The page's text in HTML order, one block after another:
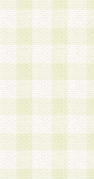
同一のメールアドレ
スを提供している企
本人またはその家族
する場合
会員として承認する
による会員登録手続
も、会員登録の取り
断する方法・手段に
、成年被後見人、被